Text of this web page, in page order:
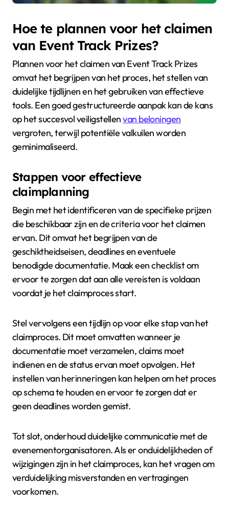
Hoe te plannen voor het claimen
van Event Track Prizes?
Plannen voor het claimen van Event Track Prizes
omvat het begrijpen van het proces, het stellen van
duidelijke tijdlijnen en het gebruiken van effectieve
tools. Een goed gestructureerde aanpak kan de kans
op het succesvol veiligstellenvan beloningen
vergroten, terwijl potentiële valkuilen worden
geminimaliseerd.
Stappen voor effectieve
claimplanning
Begin met het identificeren van de specifieke prijzen
die beschikbaar zijn en de criteria voor het claimen
ervan. Dit omvat het begrijpen van de
geschiktheidseisen, deadlines en eventuele
benodigde documentatie. Maak een checklist om
ervoor te zorgen dat aan alle vereisten is voldaan
voordat je het claimproces start.
Stel vervolgens een tijdlijn op voor elke stap van het
claimproces. Dit moet omvatten wanneer je
documentatie moet verzamelen, claims moet
indienen en de status ervan moet opvolgen. Het
instellen van herinneringen kan helpen om het proces
op schema te houden en ervoor te zorgen dat er
geen deadlines worden gemist.
Tot slot, onderhoud duidelijke communicatie met de
evenementorganisatoren. Als er onduidelijkheden of
wijzigingen zijn in het claimproces, kan het vragen om
verduidelijking misverstanden en vertragingen
voorkomen.